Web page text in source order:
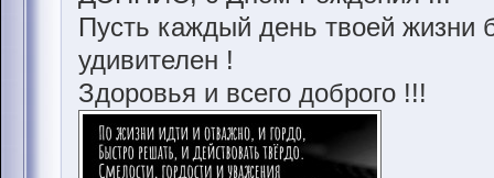
Пусть каждый день твоей жизни
удивителен !
Здоровья и всего доброго !!!